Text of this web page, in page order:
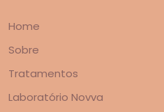
Home
Sobre
Tratamentos
Laboratório Novva